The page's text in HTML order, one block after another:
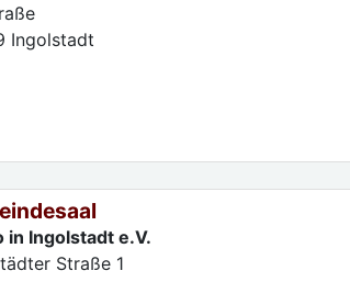
Ingolstadt
in Ingolstadt e.V.
Straße 1